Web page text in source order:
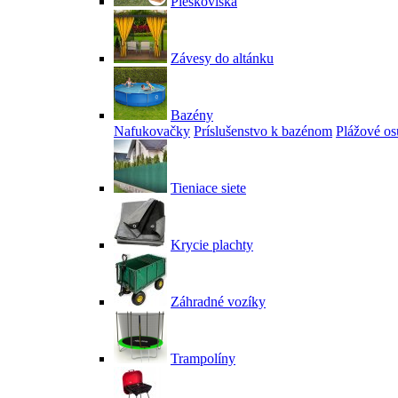
Závesy do altánku
Bazény
Nafukovačky Príslušenstvo k bazénom Plážové
Tieniace siete
Krycie plachty
Záhradné vozíky
Trampolíny